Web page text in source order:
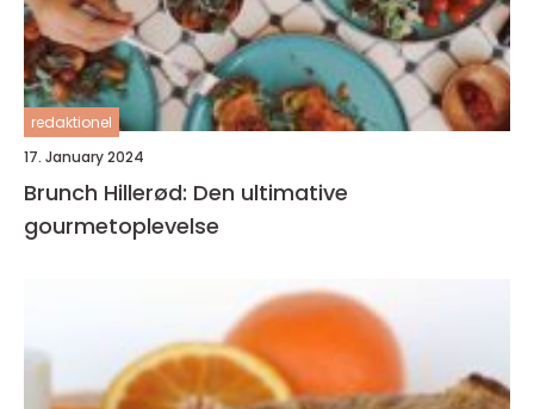
redaktionel
17. January 2024
Brunch Hillerød: Den ultimative
gourmetoplevelse